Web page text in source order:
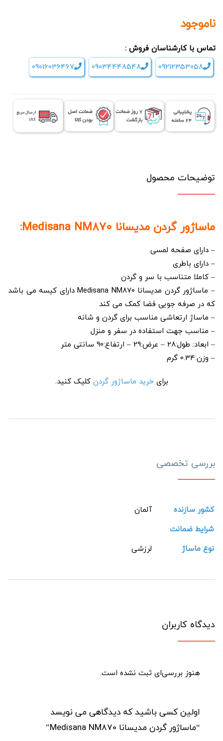
ناموجود
تماس با کارشناسان فروش :
09212353058
09034448548
09016036467
توضیحات محصول
ماساژور گردن مدیسانا Medisana NM870:
– دارای صفحه لمسی
– دارای باطری
– کاملا متناسب با سر و گردن
– ماساژور گردن مدیسانا Medisana NM870 دارای کیسه می باشد
که در صرفه جویی فضا کمک می کند
– ماساژ ارتعاشی مناسب برای گردن و شانه
– مناسب جهت استفاده در سفر و منزل
– ابعاد: طول:28 – عرض:29 – ارتفاع:90 سانتی متر
– وزن:0.34 گرم
برای خرید ماساژور گردن کلیک کنید.
بررسی تخصصی
کشور سازنده
آلمان
شرایط ضمانت
نوع ماساژ
لرزشی
دیدگاه کاربران
هنوز بررسی‌ای ثبت نشده است.
اولین کسی باشید که دیدگاهی می نویسد
“ماساژور گردن مدیسانا Medisana NM870”